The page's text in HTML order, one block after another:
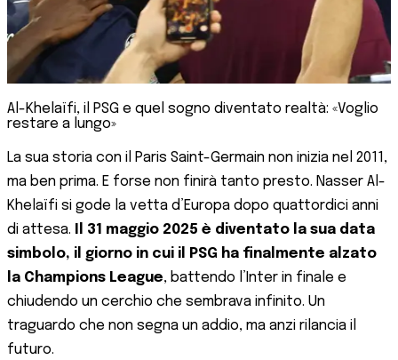
Al-Khelaïfi, il PSG e quel sogno diventato realtà: «Voglio
restare a lungo»
La sua storia con il Paris Saint-Germain non inizia nel 2011,
ma ben prima. E forse non finirà tanto presto. Nasser Al-
Khelaïfi si gode la vetta d’Europa dopo quattordici anni
di attesa.
Il 31 maggio 2025 è diventato la sua data
simbolo, il giorno in cui il PSG ha finalmente alzato
la Champions League, battendo l’Inter in finale e
chiudendo un cerchio che sembrava infinito. Un
traguardo che non segna un addio, ma anzi rilancia il
futuro.